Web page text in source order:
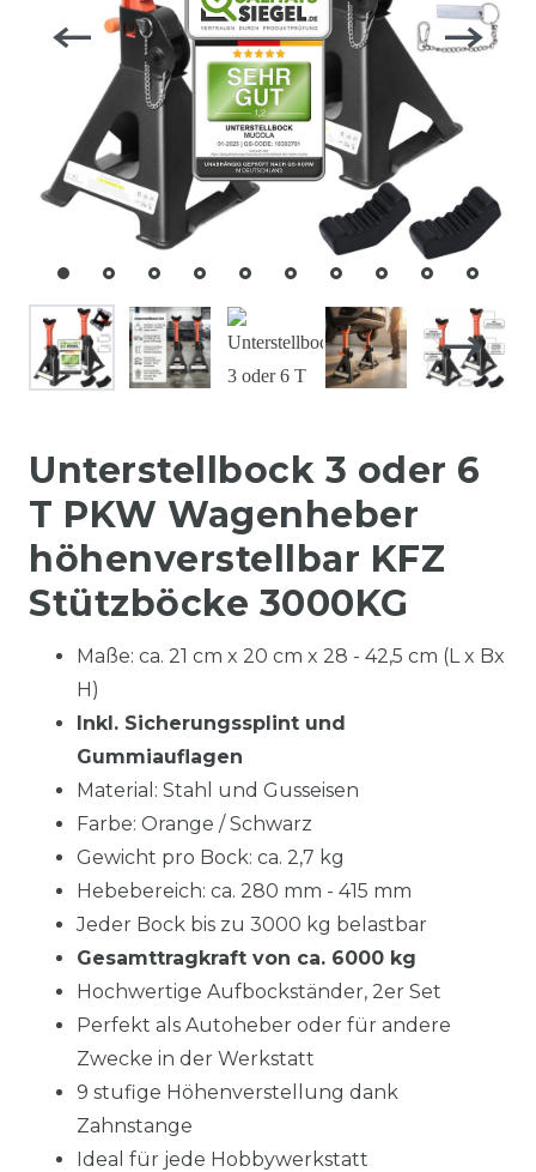
Unterstellbock 3 oder 6
T PKW Wagenheber
höhenverstellbar KFZ
Stützböcke 3000KG
Maße: ca. 21 cm x 20 cm x 28 - 42,5 cm (L x Bx
H)
Inkl. Sicherungssplint und
Gummiauflagen
Material: Stahl und Gusseisen
Farbe: Orange / Schwarz
Gewicht pro Bock: ca. 2,7 kg
Hebebereich: ca. 280 mm - 415 mm
Jeder Bock bis zu 3000 kg belastbar
Gesamttragkraft von ca. 6000 kg
Hochwertige Aufbockständer, 2er Set
Perfekt als Autoheber oder für andere
Zwecke in der Werkstatt
9 stufige Höhenverstellung dank
Zahnstange
Ideal für jede Hobbywerkstatt